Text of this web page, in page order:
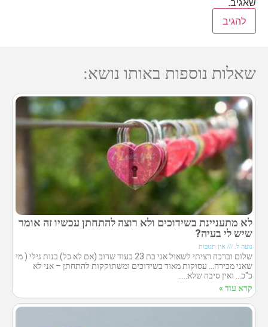
שאלות נוספות באותו נושא:
לא מתעניינת בשידוכים ולא רוצה להתחתן עכשיו זה אומר
שיש לי בעיה?
נועה ל. אין תגובות
שלום וברכה רציתי לשאול אני בת 23 בעוד שרוב (אם לא כל) בנות גילי ( מי
שאני מכירה… עסוקות מאוד בשידוכים ומשתוקקות להתחתן – אני לא
כ"כ… ואין סיבה שלא…..
קרא עוד »